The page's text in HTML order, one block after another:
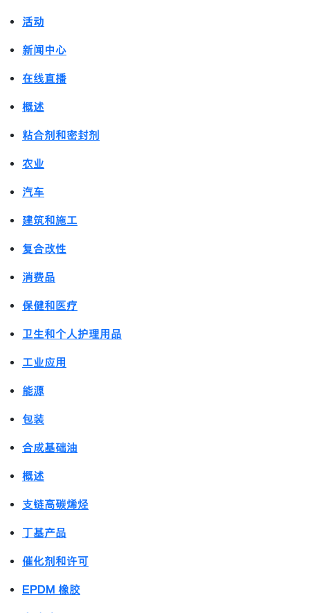
活动
新闻中心
在线直播
概述
粘合剂和密封剂
农业
汽车
建筑和施工
复合改性
消费品
保健和医疗
卫生和个人护理用品
工业应用
能源
包装
合成基础油
概述
支链高碳烯烃
丁基产品
催化剂和许可
EPDM 橡胶